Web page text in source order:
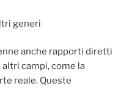
generi
anche rapporti diretti
campi, come la
reale. Queste